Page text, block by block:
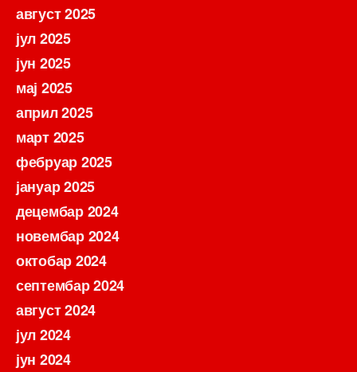
август 2025
јул 2025
јун 2025
мај 2025
април 2025
март 2025
фебруар 2025
јануар 2025
децембар 2024
новембар 2024
октобар 2024
септембар 2024
август 2024
јул 2024
јун 2024